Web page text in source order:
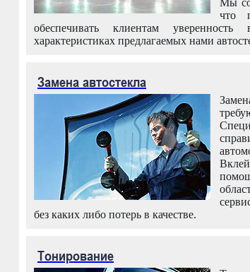
Мы
что
обеспечивать клиентам
характеристиках предлагаемых нами
Замена автостекла
без каких либо потерь в качестве.
Тонирование